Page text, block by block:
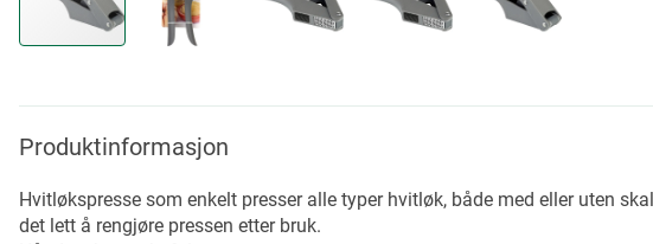
the
beginning
the
images
Produktinformasjon
Hvitløkspresse som enkelt presser alle typer hvitløk, både med eller uten
det lett å rengjøre pressen etter bruk.